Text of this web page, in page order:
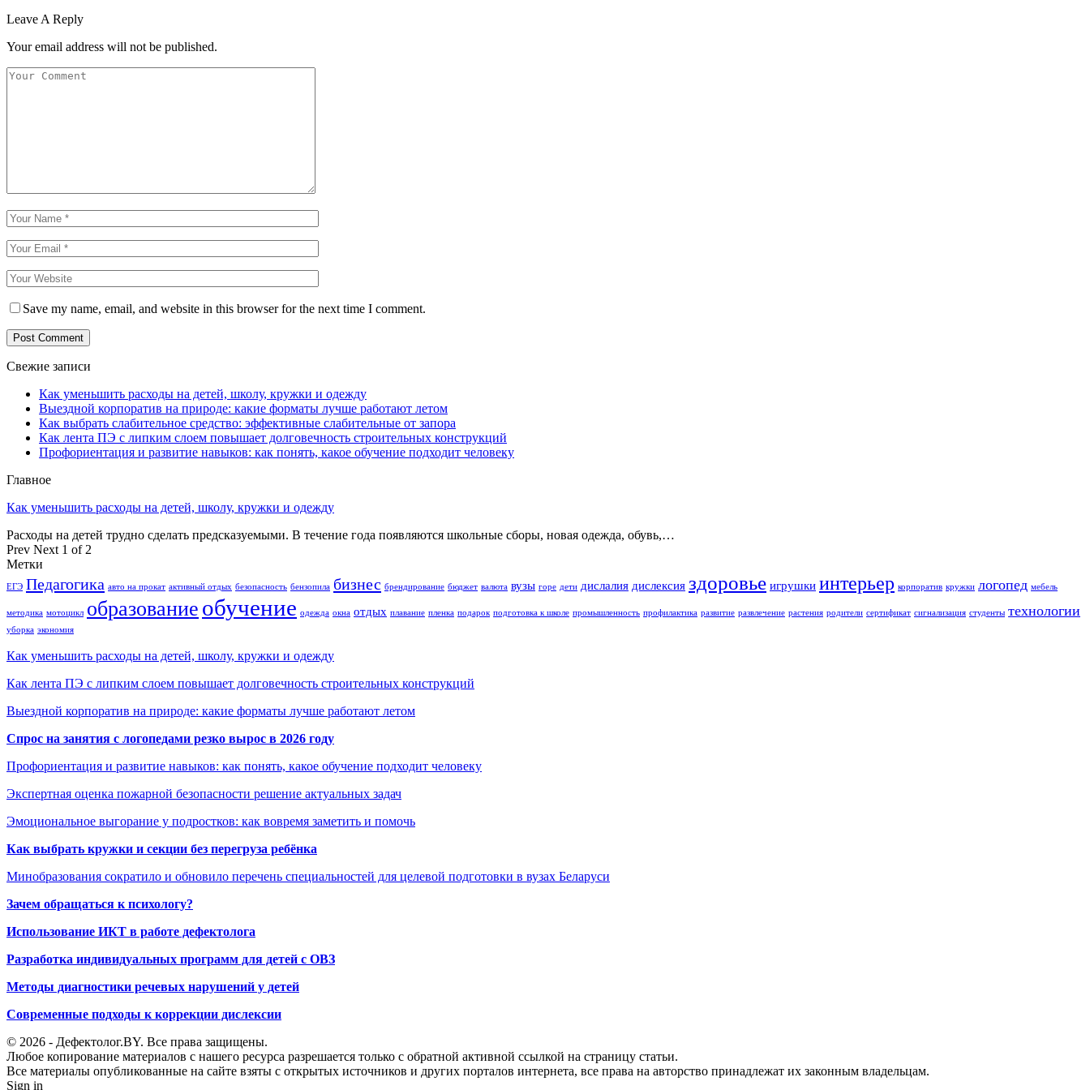
Leave A Reply
Your email address will not be published.
Save my name, email, and website in this browser for the next time I comment.
Свежие записи
Как уменьшить расходы на детей, школу, кружки и одежду
Выездной корпоратив на природе: какие форматы лучше работают летом
Как выбрать слабительное средство: эффективные слабительные от запора
Как лента ПЭ с липким слоем повышает долговечность строительных конструкций
Профориентация и развитие навыков: как понять, какое обучение подходит человеку
Главное
Как уменьшить расходы на детей, школу, кружки и одежду
Расходы на детей трудно сделать предсказуемыми. В течение года появляются школьные сборы, новая одежда, обувь,…
Prev Next 1 of 2
Метки
ЕГЭ Педагогика авто на прокат активный отдых безопасность бензопила бизнес брендирование бюджет валюта вузы горе дети дислалия дислексия здоровье игрушки интерьер корпоратив кружки логопед мебель
методика мотоцикл образование обучение одежда окна отдых плавание пленка подарок подготовка к школе промышленность профилактика развитие развлечение растения родители сертификат сигнализация студенты технологии
уборка экономия
Как уменьшить расходы на детей, школу, кружки и одежду
Как лента ПЭ с липким слоем повышает долговечность строительных конструкций
Выездной корпоратив на природе: какие форматы лучше работают летом
Спрос на занятия с логопедами резко вырос в 2026 году
Профориентация и развитие навыков: как понять, какое обучение подходит человеку
Экспертная оценка пожарной безопасности решение актуальных задач
Эмоциональное выгорание у подростков: как вовремя заметить и помочь
Как выбрать кружки и секции без перегруза ребёнка
Минобразования сократило и обновило перечень специальностей для целевой подготовки в вузах Беларуси
Зачем обращаться к психологу?
Использование ИКТ в работе дефектолога
Разработка индивидуальных программ для детей с ОВЗ
Методы диагностики речевых нарушений у детей
Современные подходы к коррекции дислексии
© 2026 - Дефектолог.BY. Все права защищены.
Любое копирование материалов с нашего ресурса разрешается только с обратной активной ссылкой на страницу статьи.
Все материалы опубликованные на сайте взяты с открытых источников и других порталов интернета, все права на авторство принадлежат их законным владельцам.
Sign in